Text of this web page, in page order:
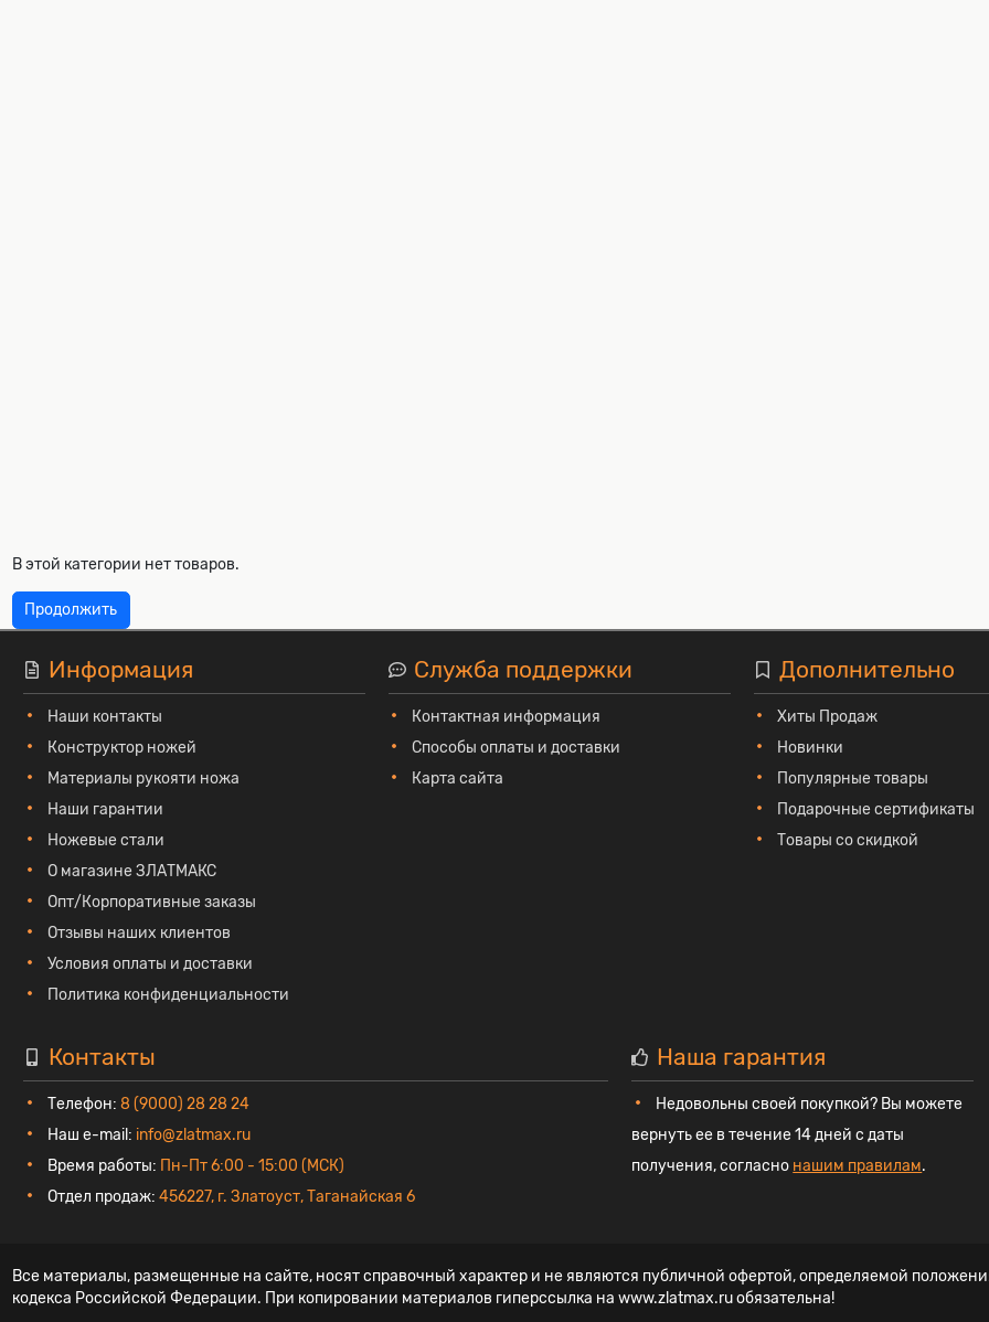
В этой категории нет товаров.
Продолжить
Информация
Наши контакты
Конструктор ножей
Материалы рукояти ножа
Наши гарантии
Ножевые стали
О магазине ЗЛАТМАКС
Опт/Корпоративные заказы
Отзывы наших клиентов
Условия оплаты и доставки
Политика конфиденциальности
Служба поддержки
Контактная информация
Способы оплаты и доставки
Карта сайта
Дополнительно
Хиты Продаж
Новинки
Популярные товары
Подарочные сертификаты
Товары со скидкой
Контакты
Телефон: 8 (9000) 28 28 24
Наш e-mail: info@zlatmax.ru
Время работы: Пн-Пт 6:00 - 15:00 (МСК)
Отдел продаж: 456227, г. Златоуст, Таганайская 6
Наша гарантия
Недовольны своей покупкой? Вы можете
вернуть ее в течение 14 дней с даты
получения, согласно нашим правилам.
Все материалы, размещенные на сайте, носят справочный характер и не являются публичной офертой, определяемой
кодекса Российской Федерации. При копировании материалов гиперссылка на www.zlatmax.ru обязательна!